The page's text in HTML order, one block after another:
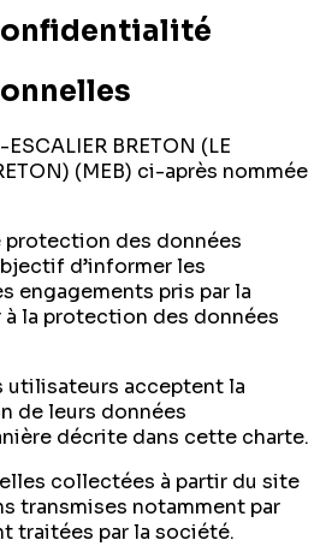
BRETON (LE
(MEB) ci-après nommée
protection des données
d’informer les
engagements pris par la
la protection des données
utilisateurs acceptent la
de leurs données
décrite dans cette charte.
collectées à partir du site
transmises notamment par
traitées par la société.